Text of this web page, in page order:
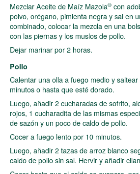
Mezclar Aceite de Maíz Mazola® con
polvo, orégano, pimienta negra y sal en
combinado, colocar la mezcla en una
con las piernas y los muslos de pollo.
Dejar marinar por 2 horas.
Pollo
Calentar una olla a fuego medio y
minutos o hasta que esté dorado.
Luego, añadir 2 cucharadas de sofrito,
rojos, 1 cucharadita de las mismas
de sazón y un poco de caldo de pollo.
Cocer a fuego lento por 10 minutos.
Luego, añadir 2 tazas de arroz blanco
caldo de pollo sin sal. Hervir y añadir